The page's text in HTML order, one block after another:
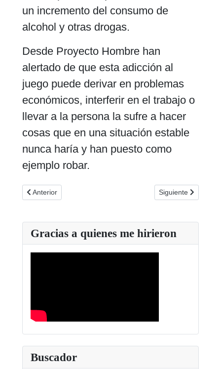
un incremento del consumo de
alcohol y otras drogas.
Desde Proyecto Hombre han
alertado de que esta adicción al
juego puede derivar en problemas
económicos, interferir en el trabajo o
llevar a la persona la sufre a hacer
cosas que en una situación estable
nunca haría y han puesto como
ejemplo robar.
Artículo anterior: Desarticulado otro club de poker en Cádiz
Anterior Artículo siguiente:
Siguiente
Gracias a quienes me hirieron
Buscador